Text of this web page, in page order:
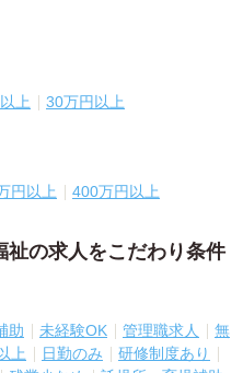
上 30万円以上
円以上 400万円以上
祉の求人をこだわり条件
助 未経験OK 管理職求人
無
上 日勤のみ
研修制度あり